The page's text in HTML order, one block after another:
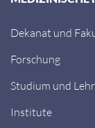
Dekanat und
Forschung
Studium und
Institute